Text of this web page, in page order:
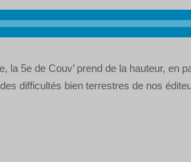
la 5e de Couv’ prend de la hauteur, en
difficultés bien terrestres de nos